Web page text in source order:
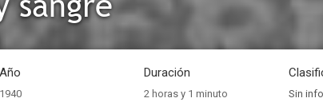
Año
1940
Duración
2 horas y 1 minuto Sin